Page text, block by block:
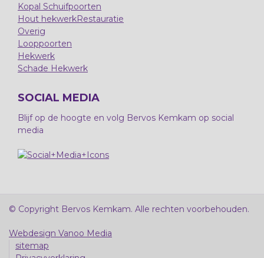
Kopal Schuifpoorten
Hout hekwerkRestauratie
Overig
Looppoorten
Hekwerk
Schade Hekwerk
SOCIAL MEDIA
Blijf op de hoogte en volg Bervos Kemkam op social
media
© Copyright Bervos Kemkam. Alle rechten voorbehouden.
Webdesign Vanoo Media
sitemap